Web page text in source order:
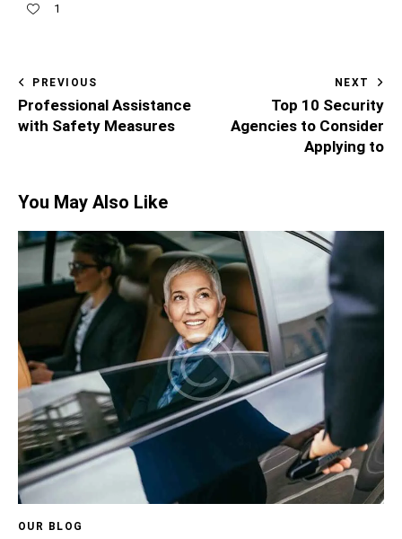
1
PREVIOUS
Professional Assistance
with Safety Measures
NEXT
Top 10 Security
Agencies to Consider
Applying to
You May Also Like
OUR BLOG